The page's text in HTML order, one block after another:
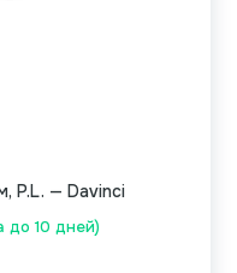
до 10 дней)
P.L. — Davinci